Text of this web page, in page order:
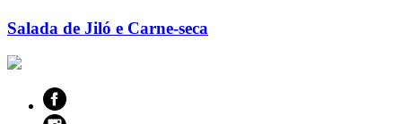
Salada de Jiló e Carne-seca